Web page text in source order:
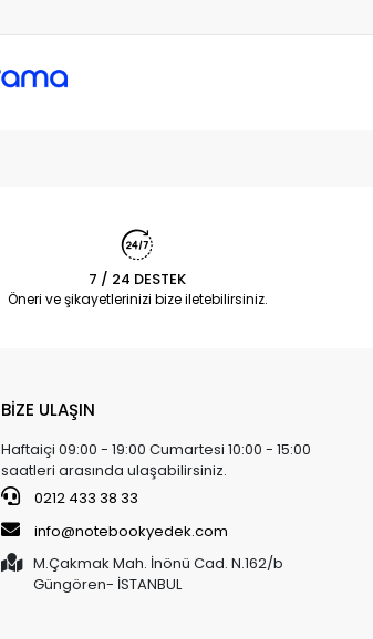
7 / 24 DESTEK
Öneri ve şikayetlerinizi bize iletebilirsiniz.
BİZE ULAŞIN
Haftaiçi 09:00 - 19:00 Cumartesi 10:00 - 15:00
saatleri arasında ulaşabilirsiniz.
0212 433 38 33
info@notebookyedek.com
M.Çakmak Mah. İnönü Cad. N.162/b
Güngören- İSTANBUL